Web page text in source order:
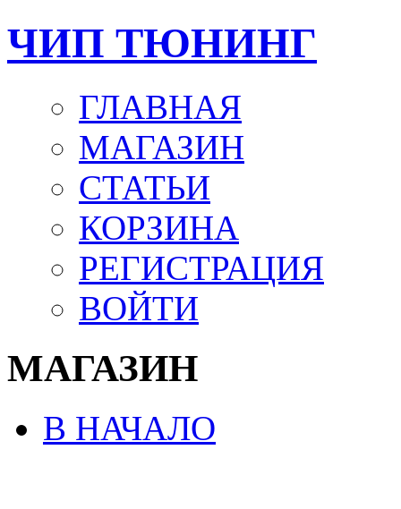
ЧИП ТЮНИНГ
ГЛАВНАЯ
МАГАЗИН
СТАТЬИ
КОРЗИНА
РЕГИСТРАЦИЯ
ВОЙТИ
МАГАЗИН
В НАЧАЛО